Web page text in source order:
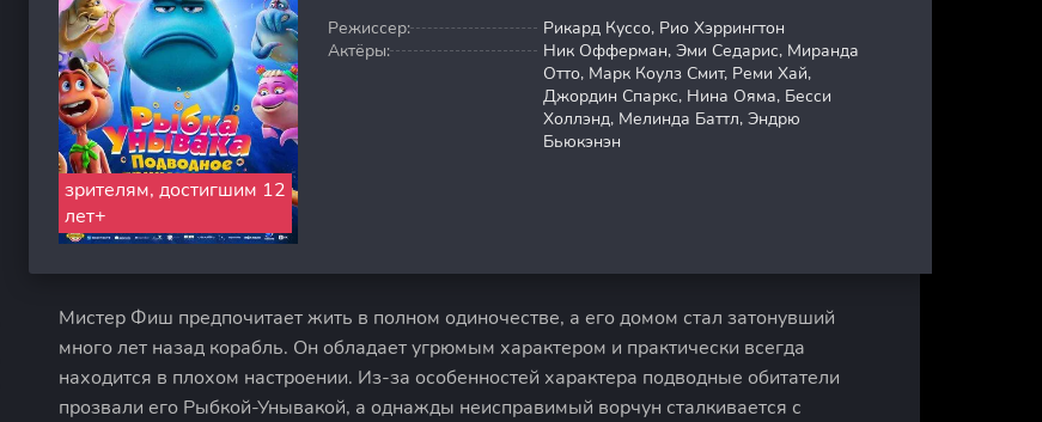
зрителям, достигшим 12
лет+
Режиссер:
Рикард Куссо, Рио Хэррингтон
Актёры:
Ник Офферман, Эми Седарис, Миранда
Отто, Марк Коулз Смит, Реми Хай,
Джордин Спаркс, Нина Ояма, Бесси
Холлэнд, Мелинда Баттл, Эндрю
Бьюкэнэн
Мистер Фиш предпочитает жить в полном одиночестве, а его домом стал затонувший
много лет назад корабль. Он обладает угрюмым характером и практически всегда
находится в плохом настроении. Из-за особенностей характера подводные обитатели
прозвали его Рыбкой-Унывакой, а однажды неисправимый ворчун сталкивается с